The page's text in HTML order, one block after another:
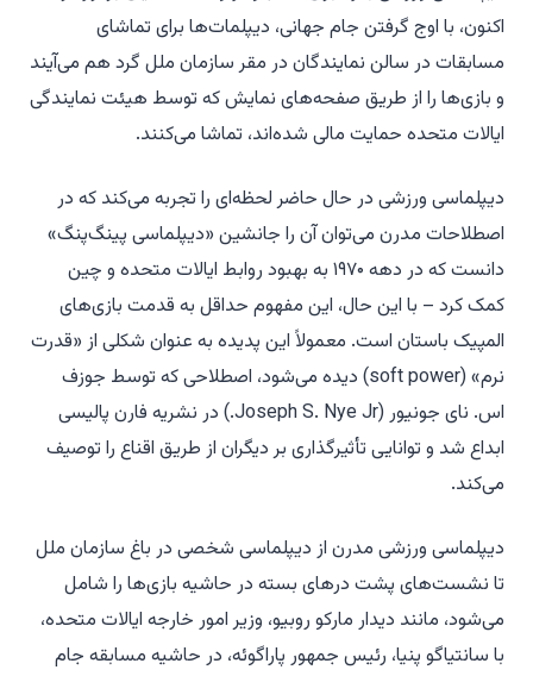
اکنون، با اوج گرفتن جام جهانی، دیپلمات‌ها برای تماشای
مسابقات در سالن نمایندگان در مقر سازمان ملل گرد هم می‌آیند
و بازی‌ها را از طریق صفحه‌های نمایش که توسط هیئت نمایندگی
ایالات متحده حمایت مالی شده‌اند، تماشا می‌کنند.
دیپلماسی ورزشی در حال حاضر لحظه‌ای را تجربه می‌کند که در
اصطلاحات مدرن می‌توان آن را جانشین «دیپلماسی پینگ‌پنگ»
دانست که در دهه ۱۹۷۰ به بهبود روابط ایالات متحده و چین
کمک کرد – با این حال، این مفهوم حداقل به قدمت بازی‌های
المپیک باستان است. معمولاً این پدیده به عنوان شکلی از «قدرت
نرم» (soft power) دیده می‌شود، اصطلاحی که توسط جوزف
اس. نای جونیور (Joseph S. Nye Jr.) در نشریه
فارن پالیسی
ابداع شد و توانایی تأثیرگذاری بر دیگران از طریق اقناع را توصیف
می‌کند.
دیپلماسی ورزشی مدرن از دیپلماسی شخصی در باغ سازمان ملل
تا نشست‌های پشت درهای بسته در حاشیه بازی‌ها را شامل
می‌شود، مانند دیدار مارکو روبیو، وزیر امور خارجه ایالات متحده،
با سانتیاگو پنیا، رئیس جمهور پاراگوئه، در حاشیه مسابقه جام